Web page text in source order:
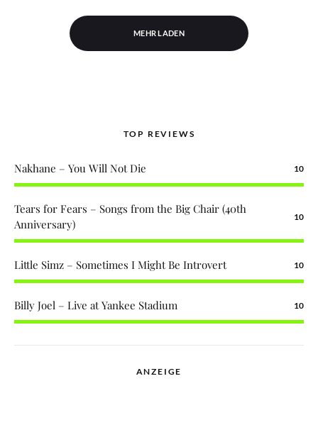
MEHR LADEN
TOP REVIEWS
Nakhane – You Will Not Die 10
Tears for Fears – Songs from the Big Chair (40th
Anniversary)
10
Little Simz – Sometimes I Might Be Introvert 10
Billy Joel – Live at Yankee Stadium 10
ANZEIGE